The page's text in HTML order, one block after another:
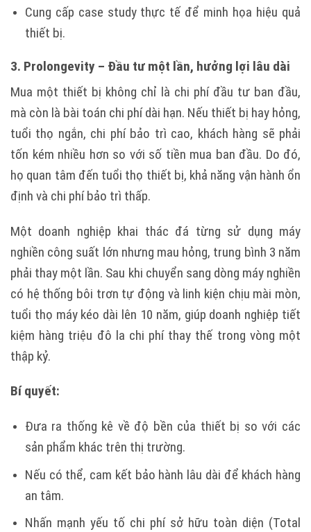
Cung cấp case study thực tế để minh họa hiệu quả
thiết bị.
3. Prolongevity – Đầu tư một lần, hưởng lợi lâu dài
Mua một thiết bị không chỉ là chi phí đầu tư ban đầu,
mà còn là bài toán chi phí dài hạn. Nếu thiết bị hay hỏng,
tuổi thọ ngắn, chi phí bảo trì cao, khách hàng sẽ phải
tốn kém nhiều hơn so với số tiền mua ban đầu. Do đó,
họ quan tâm đến tuổi thọ thiết bị, khả năng vận hành ổn
định và chi phí bảo trì thấp.
Một doanh nghiệp khai thác đá từng sử dụng máy
nghiền công suất lớn nhưng mau hỏng, trung bình 3 năm
phải thay một lần. Sau khi chuyển sang dòng máy nghiền
có hệ thống bôi trơn tự động và linh kiện chịu mài mòn,
tuổi thọ máy kéo dài lên 10 năm, giúp doanh nghiệp tiết
kiệm hàng triệu đô la chi phí thay thế trong vòng một
thập kỷ.
Bí quyết:
Đưa ra thống kê về độ bền của thiết bị so với các
sản phẩm khác trên thị trường.
Nếu có thể, cam kết bảo hành lâu dài để khách hàng
an tâm.
Nhấn mạnh yếu tố chi phí sở hữu toàn diện (Total